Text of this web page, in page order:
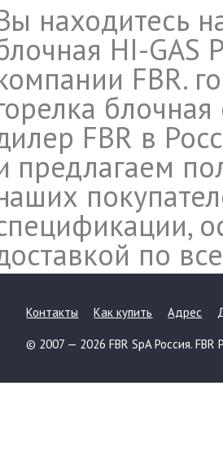
находитесь
HI-GAS
FBR.
FBR в
предлагаем
по
Контакты Как купить Адрес
© 2007 — 2026 FBR SpA Россия. FBR